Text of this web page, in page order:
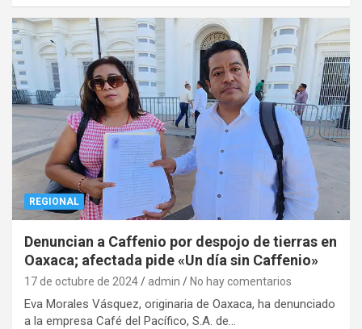
REGIONAL
Denuncian a Caffenio por despojo de tierras en
Oaxaca; afectada pide «Un día sin Caffenio»
17 de octubre de 2024 admin No hay comentarios
Eva Morales Vásquez, originaria de Oaxaca, ha denunciado
a la empresa Café del Pacífico, S.A. de…